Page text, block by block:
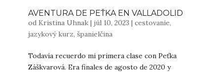
AVENTURA DE PEŤKA EN VALLADOLID
od Kristina Uhnak| júl 10, 2023 | cestovanie,
jazykový kurz, španielčina
Todavía recuerdo mi primera clase con Peťka
Záškvarová. Era finales de agosto de 2020 y